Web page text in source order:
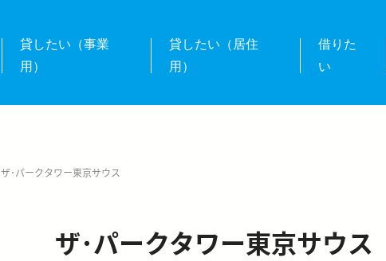
貸したい（事業
用）
貸したい（居住
用）
借りた
い
ザ･パークタワー東京サウス
ザ･パークタワー東京サウス